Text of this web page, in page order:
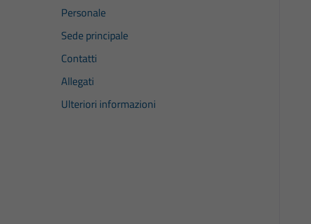
Personale
Sede principale
Contatti
Allegati
Ulteriori informazioni